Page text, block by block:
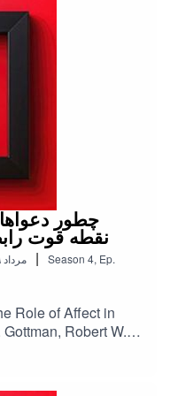
نقطه قوت رابطه
۱۴۰۴ مرداد ۲۹, چهارشنبه | Season 4, Ep.
Robert W.
for the Predictable
by John M.